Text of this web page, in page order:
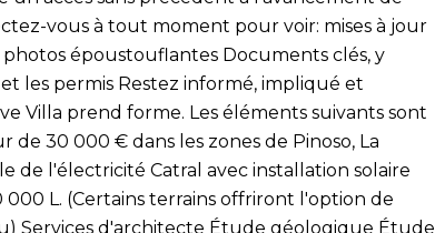
vous à tout moment pour voir: mises à jour
époustouflantes Documents clés, y
les permis Restez informé, impliqué et
Villa prend forme. Les éléments suivants sont
de 30 000 € dans les zones de Pinoso, La
de l'électricité Catral avec installation solaire
L. (Certains terrains offriront l'option de
Services d'architecte Étude géologique Étude